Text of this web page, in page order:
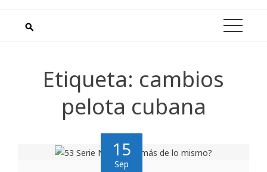
Etiqueta: cambios
pelota cubana
15
Sep